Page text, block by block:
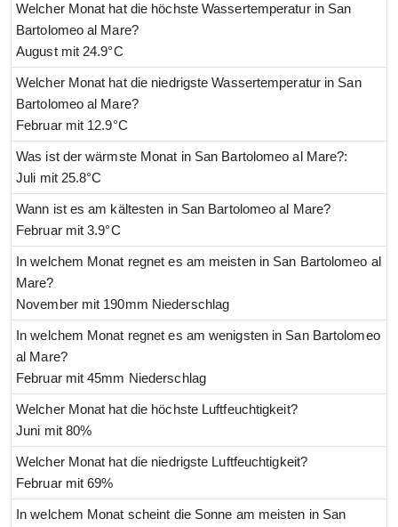
Welcher Monat hat die höchste Wassertemperatur in San
Bartolomeo al Mare?
August mit 24.9°C
Welcher Monat hat die niedrigste Wassertemperatur in San
Bartolomeo al Mare?
Februar mit 12.9°C
Was ist der wärmste Monat in San Bartolomeo al Mare?:
Juli mit 25.8°C
Wann ist es am kältesten in San Bartolomeo al Mare?
Februar mit 3.9°C
In welchem Monat regnet es am meisten in San Bartolomeo al
Mare?
November mit 190mm Niederschlag
In welchem Monat regnet es am wenigsten in San Bartolomeo
al Mare?
Februar mit 45mm Niederschlag
Welcher Monat hat die höchste Luftfeuchtigkeit?
Juni mit 80%
Welcher Monat hat die niedrigste Luftfeuchtigkeit?
Februar mit 69%
In welchem Monat scheint die Sonne am meisten in San